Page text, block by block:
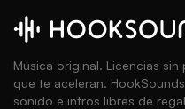
Música original. Licencias
que te aceleran.
sonido e intros libres de